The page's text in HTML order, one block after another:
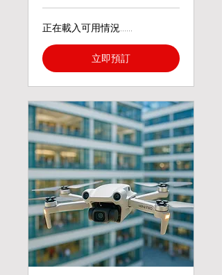
正在載入可用情況……
立即預訂